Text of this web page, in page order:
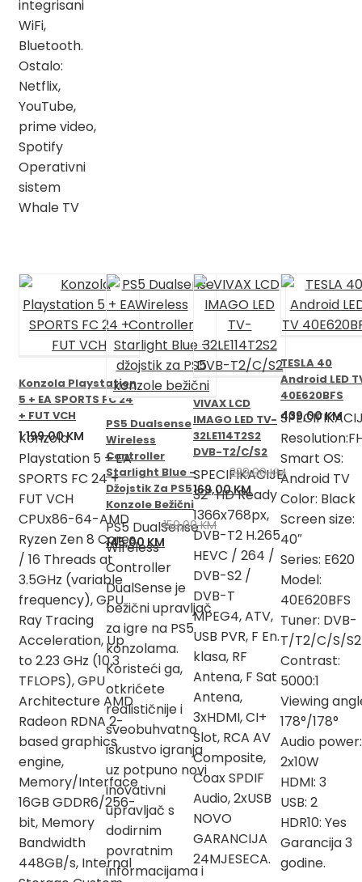
integrisani
WiFi,
Bluetooth.
Ostalo:
Netflix,
YouTube,
prime video,
Spotify
Operativni
sistem
Whale TV
Konzola Playstation
5 + EA SPORTS FC 24
+ FUT VCH
1.199,00KM
Konzola
Playstation 5 + EA
SPORTS FC 24 +
FUT VCH
CPUx86-64-AMD
Ryzen Zen 8 Cores
/ 16 Threads at
3.5GHz (variable
frequency), GPU
Ray Tracing
Acceleration, Up
to 2.23 GHz (10.3
TFLOPS), GPU
Architecture AMD
Radeon RDNA 2-
based graphics
engine,
Memory/Interface
16GB GDDR6/256-
bit, Memory
Bandwidth
448GB/s, Internal
PS5 Dualsense
Wireless
Controller
Starlight Blue –
Džojstik Za PS5
Konzole Bežični
159,00KM
Izvorna
cijena
bila
je:
159,00 KM.
145,00KM Trenutna
cijena
je:
145,00 KM.
PS5 DualSense
Wireless
Controller
DualSense je
bežični upravljač
za igre na PS5
konzolama.
Koristeći ga,
otkrićete
realističnije i
sveobuhvatno
iskustvo igranja
uz potpuno novi
inovativni
upravljač s
dodirnim
povratnim
informacijama i
VIVAX LCD
IMAGO LED TV-
32LE114T2S2
DVB-T2/C/S2
229,00KM
Izvorna
cijena
bila
je:
229,00 KM.
169,00KMTrenutna
cijena
je:
169,00 KM.
SPECIFIKACIJE:
32″ HD Ready
1366x768px,
DVB-T2 H.265
HEVC / 264 /
DVB-S2 /
DVB-T
MPEG4, ATV,
USB PVR, F En.
klasa, RF
Antena, F Sat
Antena,
3xHDMI, CI+
Slot, RCA AV
Composite,
Coax SPDIF
Audio, 2xUSB
NOVO
GARANCIJA
24MJESECA.
TESLA 40
Android LED
40E620BFS
439,00KM
Smart OS:
Android TV
Color: Black
Screen size:
40″
Series: E620
Model:
40E620BFS
Tuner: DVB-
T/T2/C/S/S2
Contrast:
5000:1
Viewing
178°/178°
Audio power:
2x10W
HDMI: 3
USB: 2
HDR10: Yes
Garancija 3
godine.